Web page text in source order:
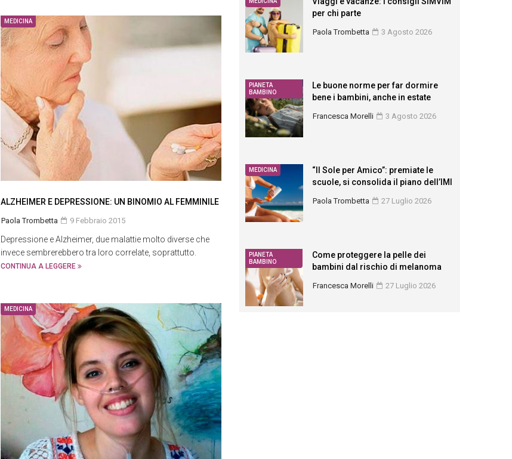
MEDICINA
ALZHEIMER E DEPRESSIONE: UN BINOMIO AL FEMMINILE
Paola Trombetta 9 Febbraio 2015
Depressione e Alzheimer, due malattie molto diverse che
invece sembrerebbero tra loro correlate, soprattutto.
CONTINUA A LEGGERE
MEDICINA
per chi parte
Paola Trombetta 3 Agosto 2026
PIANETA
BAMBINO
Le buone norme per far dormire
bene i bambini, anche in estate
Francesca Morelli 3 Agosto 2026
MEDICINA
“Il Sole per Amico”: premiate le
scuole, si consolida il piano dell’IMI
Paola Trombetta 27 Luglio 2026
PIANETA
BAMBINO
Come proteggere la pelle dei
bambini dal rischio di melanoma
Francesca Morelli 27 Luglio 2026